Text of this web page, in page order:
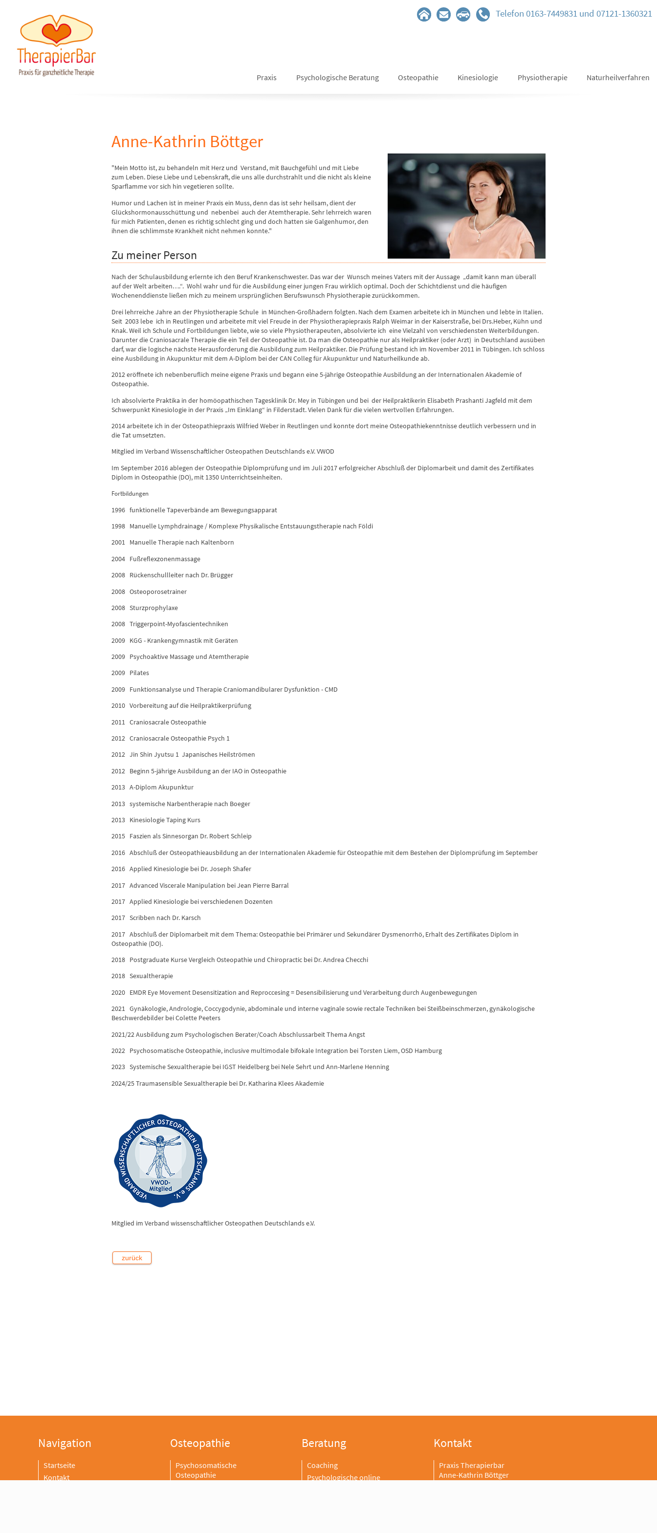
Telefon 0163-7449831 und 07121-1360321
Praxis Psychologische Beratung Osteopathie Kinesiologie Physiotherapie Naturheilverfahren
Anne-Kathrin Böttger
"Mein Motto ist, zu behandeln mit Herz und Verstand, mit Bauchgefühl und mit Liebe
zum Leben. Diese Liebe und Lebenskraft, die uns alle durchstrahlt und die nicht als kleine
Sparflamme vor sich hin vegetieren sollte.
Humor und Lachen ist in meiner Praxis ein Muss, denn das ist sehr heilsam, dient der
Glückshormonausschüttung und nebenbei auch der Atemtherapie. Sehr lehrreich waren
für mich Patienten, denen es richtig schlecht ging und doch hatten sie Galgenhumor, den
ihnen die schlimmste Krankheit nicht nehmen konnte."
Zu meiner Person
Nach der Schulausbildung erlernte ich den Beruf Krankenschwester. Das war der Wunsch meines Vaters mit der Aussage „damit kann man überall
auf der Welt arbeiten….“. Wohl wahr und für die Ausbildung einer jungen Frau wirklich optimal. Doch der Schichtdienst und die häufigen
Wochenenddienste ließen mich zu meinem ursprünglichen Berufswunsch Physiotherapie zurückkommen.
Drei lehrreiche Jahre an der Physiotherapie Schule in München-Großhadern folgten. Nach dem Examen arbeitete ich in München und lebte in Italien.
Seit 2003 lebe ich in Reutlingen und arbeitete mit viel Freude in der Physiotherapiepraxis Ralph Weimar in der Kaiserstraße, bei Drs.Heber, Kühn und
Knak. Weil ich Schule und Fortbildungen liebte, wie so viele Physiotherapeuten, absolvierte ich eine Vielzahl von verschiedensten Weiterbildungen.
Darunter die Craniosacrale Therapie die ein Teil der Osteopathie ist. Da man die Osteopathie nur als Heilpraktiker (oder Arzt) in Deutschland ausüben
darf, war die logische nächste Herausforderung die Ausbildung zum Heilpraktiker. Die Prüfung bestand ich im November 2011 in Tübingen. Ich schloss
eine Ausbildung in Akupunktur mit dem A-Diplom bei der CAN Colleg für Akupunktur und Naturheilkunde ab.
2012 eröffnete ich nebenberuflich meine eigene Praxis und begann eine 5-jährige Osteopathie Ausbildung an der Internationalen Akademie of
Osteopathie.
Ich absolvierte Praktika in der homöopathischen Tagesklinik Dr. Mey in Tübingen und bei der Heilpraktikerin Elisabeth Prashanti Jagfeld mit dem
Schwerpunkt Kinesiologie in der Praxis „Im Einklang“ in Filderstadt. Vielen Dank für die vielen wertvollen Erfahrungen.
2014 arbeitete ich in der Osteopathiepraxis Wilfried Weber in Reutlingen und konnte dort meine Osteopathiekenntnisse deutlich verbessern und in
die Tat umsetzten.
Mitglied im Verband Wissenschaftlicher Osteopathen Deutschlands e.V. VWOD
Im September 2016 ablegen der Osteopathie Diplomprüfung und im Juli 2017 erfolgreicher Abschluß der Diplomarbeit und damit des Zertifikates
Diplom in Osteopathie (DO), mit 1350 Unterrichtseinheiten.
Fortbildungen
1996 funktionelle Tapeverbände am Bewegungsapparat
1998 Manuelle Lymphdrainage / Komplexe Physikalische Entstauungstherapie nach Földi
2001 Manuelle Therapie nach Kaltenborn
2004 Fußreflexzonenmassage
2008 Rückenschullleiter nach Dr. Brügger
2008 Osteoporosetrainer
2008 Sturzprophylaxe
2008 Triggerpoint-Myofascientechniken
2009 KGG - Krankengymnastik mit Geräten
2009 Psychoaktive Massage und Atemtherapie
2009 Pilates
2009 Funktionsanalyse und Therapie Craniomandibularer Dysfunktion - CMD
2010 Vorbereitung auf die Heilpraktikerprüfung
2011 Craniosacrale Osteopathie
2012 Craniosacrale Osteopathie Psych 1
2012 Jin Shin Jyutsu 1 Japanisches Heilströmen
2012 Beginn 5-jährige Ausbildung an der IAO in Osteopathie
2013 A-Diplom Akupunktur
2013 systemische Narbentherapie nach Boeger
2013 Kinesiologie Taping Kurs
2015 Faszien als Sinnesorgan Dr. Robert Schleip
2016 Abschluß der Osteopathieausbildung an der Internationalen Akademie für Osteopathie mit dem Bestehen der Diplomprüfung im September
2016 Applied Kinesiologie bei Dr. Joseph Shafer
2017 Advanced Viscerale Manipulation bei Jean Pierre Barral
2017 Applied Kinesiologie bei verschiedenen Dozenten
2017 Scribben nach Dr. Karsch
2017 Abschluß der Diplomarbeit mit dem Thema: Osteopathie bei Primärer und Sekundärer Dysmenorrhö, Erhalt des Zertifikates Diplom in
Osteopathie (DO).
2018 Postgraduate Kurse Vergleich Osteopathie und Chiropractic bei Dr. Andrea Checchi
2018 Sexualtherapie
2020 EMDR Eye Movement Desensitization and Reproccesing = Desensibilisierung und Verarbeitung durch Augenbewegungen
2021 Gynäkologie, Andrologie, Coccygodynie, abdominale und interne vaginale sowie rectale Techniken bei Steißbeinschmerzen, gynäkologische
Beschwerdebilder bei Colette Peeters
2021/22 Ausbildung zum Psychologischen Berater/Coach Abschlussarbeit Thema Angst
2022 Psychosomatische Osteopathie, inclusive multimodale bifokale Integration bei Torsten Liem, OSD Hamburg
2023 Systemische Sexualtherapie bei IGST Heidelberg bei Nele Sehrt und Ann-Marlene Henning
2024/25 Traumasensible Sexualtherapie bei Dr. Katharina Klees Akademie
Mitglied im Verband wissenschaftlicher Osteopathen Deutschlands e.V.
zurück
Navigation
Startseite
Kontakt
Osteopathie
Psychosomatische
Osteopathie
Beratung
Coaching
Psychologische online
Kontakt
Praxis Therapierbar
Anne-Kathrin Böttger